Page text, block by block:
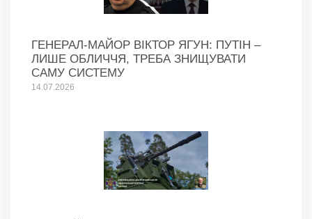
ГЕНЕРАЛ-МАЙОР ВІКТОР ЯГУН: ПУТІН –
ЛИШЕ ОБЛИЧЧЯ, ТРЕБА ЗНИЩУВАТИ
САМУ СИСТЕМУ
14.07.2026